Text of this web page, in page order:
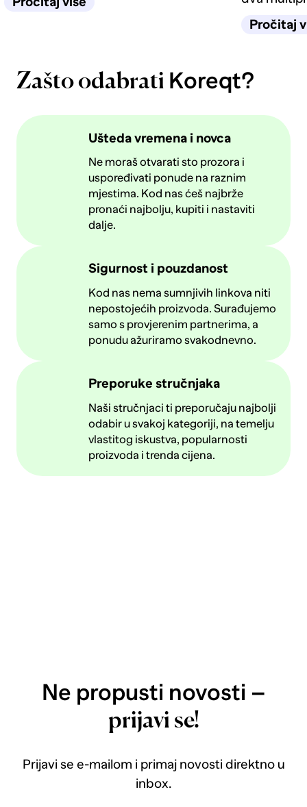
pronaći
Pročitaj
Zašto odabrati Koreqt?
Ušteda vremena i novca
Ne moraš otvarati sto prozora i
uspoređivati ponude na raznim
mjestima. Kod nas ćeš najbrže
pronaći najbolju, kupiti i nastaviti
dalje.
Sigurnost i pouzdanost
Kod nas nema sumnjivih linkova niti
nepostojećih proizvoda. Surađujemo
samo s provjerenim partnerima, a
ponudu ažuriramo svakodnevno.
Preporuke stručnjaka
Naši stručnjaci ti preporučaju najbolji
odabir u svakoj kategoriji, na temelju
vlastitog iskustva, popularnosti
proizvoda i trenda cijena.
Ne propusti novosti –
prijavi se!
Prijavi se e-mailom i primaj novosti direktno u
inbox.